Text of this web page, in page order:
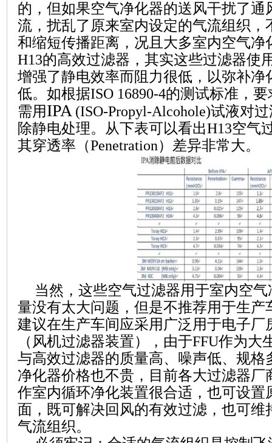
的， 但如果空气净化器的送风干扰了通
流，扰乱了原来室内设定的气流组织，
和缩短传播距离 ，况且大多室内空气净
H13的高效过滤器 ， 其实这些过滤器使
增强了静电效率而阻力很低，以弥补净
低。如根据ISO 16890-4的测试标准，
需用IPA (ISO-Propyl-Alcohole)试液对
除静电处理。从下表可以看出H13空气
其穿透率（Penetration）差异非常大。
当然，这些空气过滤器用于室内空
量没有太大问题，但是不推荐用于生产
建议在生产车间应采用广泛用于电子厂
（风机过滤器装置），由于FFU作为大
与高效过滤器的质量高、噪声低、规格
净化器价格也不贵，目前各大过滤器厂
作室内循环净化装置很合适，也可设置
面，既可解决回风的有效过滤，也可维
气流组织。